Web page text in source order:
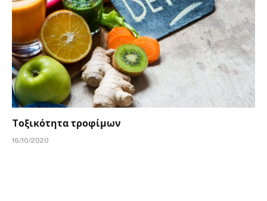
Tοξικότητα τροφίμων
16/10/2020